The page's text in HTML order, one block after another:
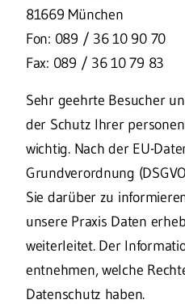
81669 München
Fon: 089 / 36 10 90 70
Fax: 089 / 36 10 79 83
Sehr geehrte Besucher
der Schutz Ihrer
wichtig. Nach der EU-
Grundverordnung
Sie darüber zu
unsere Praxis Daten
weiterleitet. Der
entnehmen, welche
Datenschutz haben.